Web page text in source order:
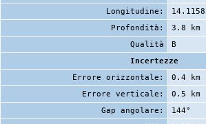
Longitudine:
Profondità:
3.8 km
Qualità
B
Incertezze
Errore orizzontale:
0.4 km
Errore verticale:
0.5 km
Gap angolare:
144°